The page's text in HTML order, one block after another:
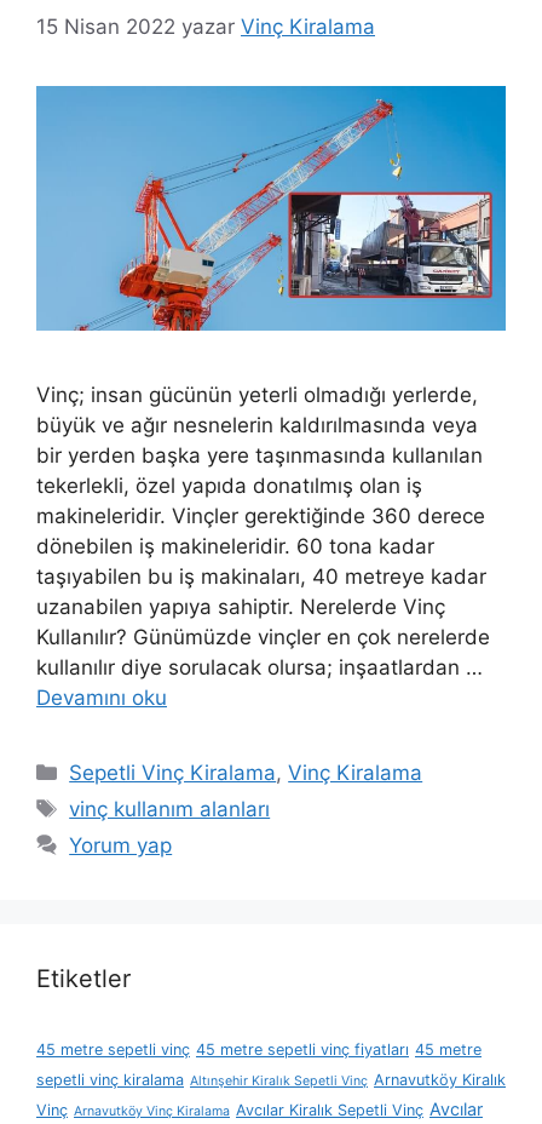
15 Nisan 2022 yazar Vinç Kiralama
Vinç; insan gücünün yeterli olmadığı yerlerde,
büyük ve ağır nesnelerin kaldırılmasında veya
bir yerden başka yere taşınmasında kullanılan
tekerlekli, özel yapıda donatılmış olan iş
makineleridir. Vinçler gerektiğinde 360 derece
dönebilen iş makineleridir. 60 tona kadar
taşıyabilen bu iş makinaları, 40 metreye kadar
uzanabilen yapıya sahiptir. Nerelerde Vinç
Kullanılır? Günümüzde vinçler en çok nerelerde
kullanılır diye sorulacak olursa; inşaatlardan …
Devamını oku
Kategoriler
Sepetli Vinç Kiralama,Vinç Kiralama
Etiketler
vinç kullanım alanları
Yorum yap
Etiketler
45 metre sepetli vinç 45 metre sepetli vinç fiyatları 45 metre
sepetli vinç kiralama Altınşehir Kiralık Sepetli Vinç Arnavutköy Kiralık
Vinç Arnavutköy Vinç Kiralama Avcılar Kiralık Sepetli Vinç Avcılar